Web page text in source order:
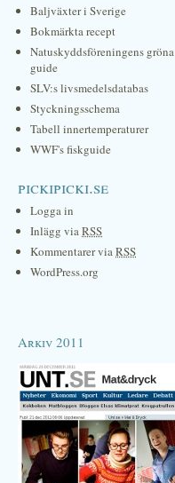
Baljväxter i Sverige
Bokmärkta recept
Natuskyddsföreningens gröna
guide
SLV:s livsmedelsdatabas
Styckningsschema
Tabell innertemperaturer
WWF's fiskguide
pickipicki.se
Logga in
Inlägg viaRSS
Kommentarer viaRSS
WordPress.org
Arkiv 2011